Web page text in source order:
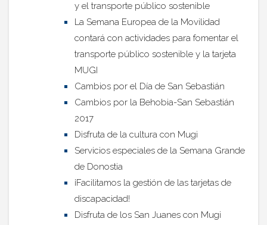
y el transporte público sostenible
La Semana Europea de la Movilidad
contará con actividades para fomentar el
transporte público sostenible y la tarjeta
MUGI
Cambios por el Día de San Sebastián
Cambios por la Behobia-San Sebastián
2017
Disfruta de la cultura con Mugi
Servicios especiales de la Semana Grande
de Donostia
¡Facilitamos la gestión de las tarjetas de
discapacidad!
Disfruta de los San Juanes con Mugi